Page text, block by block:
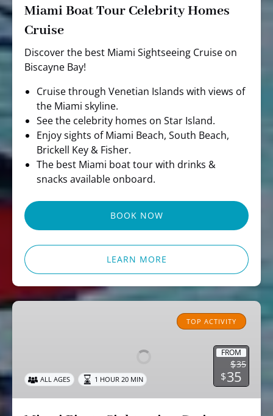
Miami Boat Tour Celebrity Homes
Cruise
Discover the best Miami Sightseeing Cruise on
Biscayne Bay!
Cruise through Venetian Islands with views of
the Miami skyline.
See the celebrity homes on Star Island.
Enjoy sights of Miami Beach, South Beach,
Brickell Key & Fisher.
The best Miami boat tour with drinks &
snacks available onboard.
BOOK NOW
LEARN MORE
Miami
TOP ACTIVITY
FROM
$35
$35
ALL AGES 1 HOUR 20 MIN